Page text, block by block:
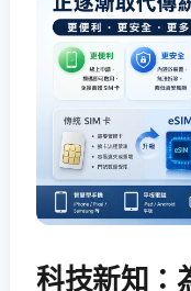
科技新知：